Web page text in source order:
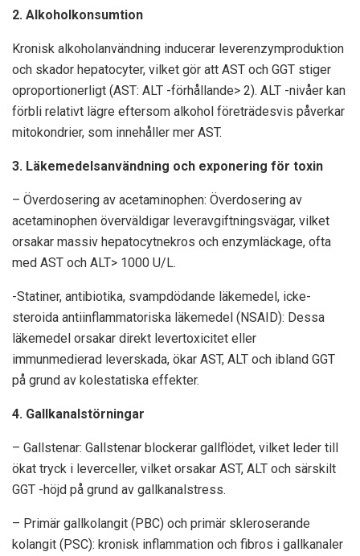
2. Alkoholkonsumtion
Kronisk alkoholanvändning inducerar leverenzymproduktion
och skador hepatocyter, vilket gör att AST och GGT stiger
oproportionerligt (AST: ALT -förhållande> 2). ALT -nivåer kan
förbli relativt lägre eftersom alkohol företrädesvis påverkar
mitokondrier, som innehåller mer AST.
3. Läkemedelsanvändning och exponering för toxin
– Överdosering av acetaminophen: Överdosering av
acetaminophen överväldigar leveravgiftningsvägar, vilket
orsakar massiv hepatocytnekros och enzymläckage, ofta
med AST och ALT> 1000 U/L.
-Statiner, antibiotika, svampdödande läkemedel, icke-
steroida antiinflammatoriska läkemedel (NSAID): Dessa
läkemedel orsakar direkt levertoxicitet eller
immunmedierad leverskada, ökar AST, ALT och ibland GGT
på grund av kolestatiska effekter.
4. Gallkanalstörningar
– Gallstenar: Gallstenar blockerar gallflödet, vilket leder till
ökat tryck i leverceller, vilket orsakar AST, ALT och särskilt
GGT -höjd på grund av gallkanalstress.
– Primär gallkolangit (PBC) och primär skleroserande
kolangit (PSC): kronisk inflammation och fibros i gallkanaler